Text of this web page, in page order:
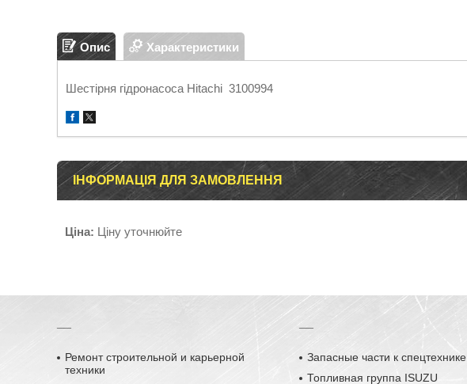
Опис Характеристики
Шестірня гідронасоса Hitachi 3100994
ІНФОРМАЦІЯ ДЛЯ ЗАМОВЛЕННЯ
Ціна: Ціну уточнюйте
Ремонт строительной и карьерной
техники
Запасные части к спецтехнике
Топливная группа ISUZU